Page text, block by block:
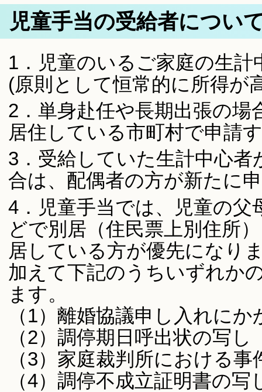
児童手当の受給者につい
1．児童のいるご家庭の生
(原則として恒常的に所得が
2．単身赴任や長期出張の
居住している市町村で申請
3．受給していた生計中心
合は、配偶者の方が新たに
4．児童手当では、児童の父
どで別居（住民票上別住所
居している方が優先になり
加えて下記のうちいずれか
ます。
（1）離婚協議申し入れに
（2）調停期日呼出状の写し
（3）家庭裁判所における
（4）調停不成立証明書の写